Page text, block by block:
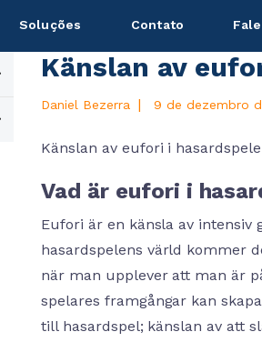
Soluções Contato
Känslan av
Daniel Bezerra | 9 de dezembro
Känslan av eufori i
Vad är eufori i
Eufori är en känsla av intensiv
hasardspelens värld kommer
när man upplever att man är
spelares framgångar kan
till hasardspel; känslan av att